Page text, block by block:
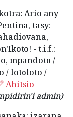
Ario any
tasy:
- t.i.f.:
mpandoto /
/ lotoloto /
Ahitsio
admin)